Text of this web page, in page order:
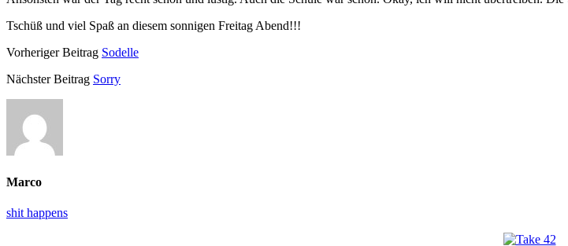
Tschüß und viel Spaß an diesem sonnigen Freitag Abend!!!
Vorheriger Beitrag Sodelle
Nächster Beitrag Sorry
Marco
shit happens